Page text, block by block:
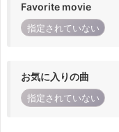
Favorite movie
指定されていない
お気に入りの曲
指定されていない